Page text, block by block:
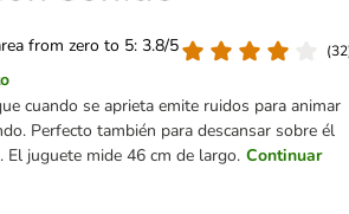
from zero to 5: 3.8/5
(32
cuando se aprieta emite ruidos para animar
Perfecto también para descansar sobre él
El juguete mide 46 cm de largo. Continuar